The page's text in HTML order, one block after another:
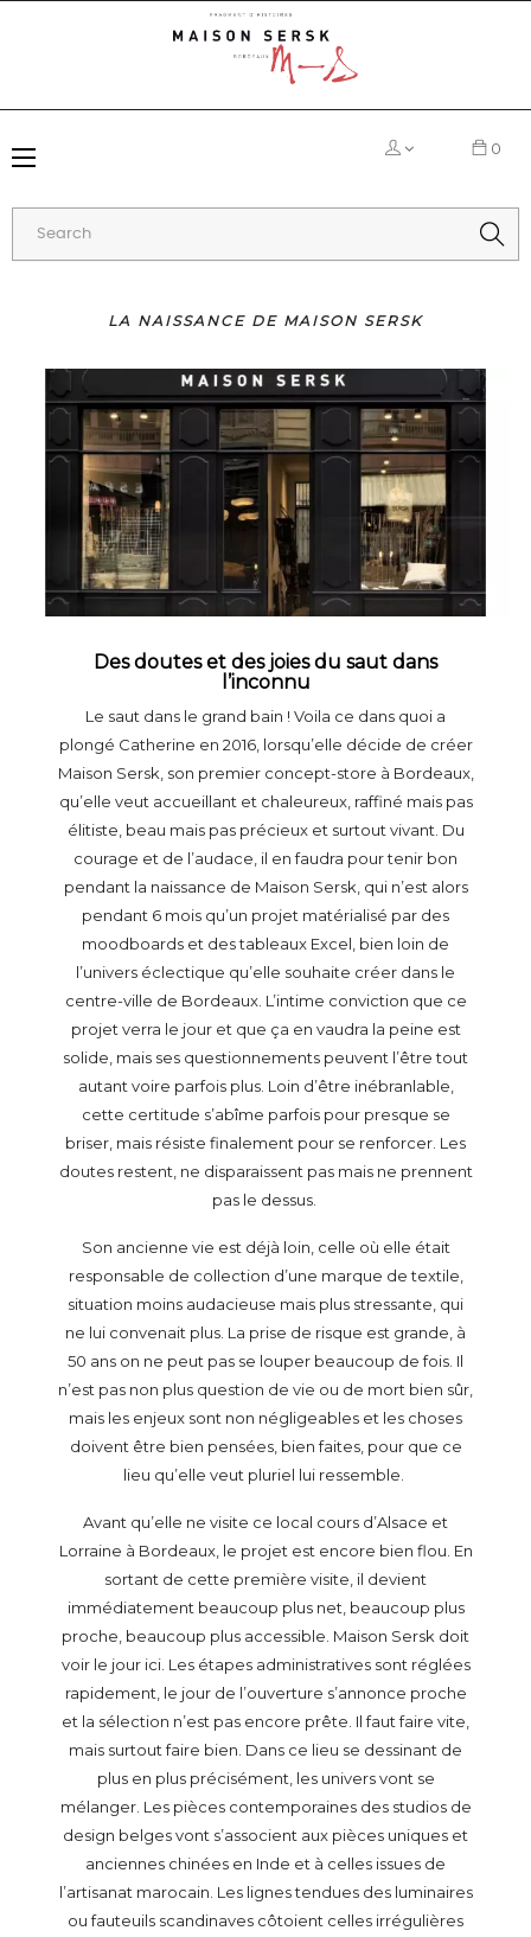
Toggle
☰
0
LA NAISSANCE DE MAISON SERSK
Des doutes et des joies du saut dans
l’inconnu
Le saut dans le grand bain ! Voila ce dans quoi a
plongé Catherine en 2016, lorsqu’elle décide de créer
Maison Sersk, son premier concept-store à Bordeaux,
qu’elle veut accueillant et chaleureux, raffiné mais pas
élitiste, beau mais pas précieux et surtout vivant. Du
courage et de l’audace, il en faudra pour tenir bon
pendant la naissance de Maison Sersk, qui n’est alors
pendant 6 mois qu’un projet matérialisé par des
moodboards et des tableaux Excel, bien loin de
l’univers éclectique qu’elle souhaite créer dans le
centre-ville de Bordeaux. L’intime conviction que ce
projet verra le jour et que ça en vaudra la peine est
solide, mais ses questionnements peuvent l’être tout
autant voire parfois plus. Loin d’être inébranlable,
cette certitude s’abîme parfois pour presque se
briser, mais résiste finalement pour se renforcer. Les
doutes restent, ne disparaissent pas mais ne prennent
pas le dessus.
Son ancienne vie est déjà loin, celle où elle était
responsable de collection d’une marque de textile,
situation moins audacieuse mais plus stressante, qui
ne lui convenait plus. La prise de risque est grande, à
50 ans on ne peut pas se louper beaucoup de fois. Il
n’est pas non plus question de vie ou de mort bien sûr,
mais les enjeux sont non négligeables et les choses
doivent être bien pensées, bien faites, pour que ce
lieu qu’elle veut pluriel lui ressemble.
Avant qu’elle ne visite ce local cours d’Alsace et
Lorraine à Bordeaux, le projet est encore bien flou. En
sortant de cette première visite, il devient
immédiatement beaucoup plus net, beaucoup plus
proche, beaucoup plus accessible. Maison Sersk doit
voir le jour ici. Les étapes administratives sont réglées
rapidement, le jour de l’ouverture s’annonce proche
et la sélection n’est pas encore prête. Il faut faire vite,
mais surtout faire bien. Dans ce lieu se dessinant de
plus en plus précisément, les univers vont se
mélanger. Les pièces contemporaines des studios de
design belges vont s’associent aux pièces uniques et
anciennes chinées en Inde et à celles issues de
l’artisanat marocain. Les lignes tendues des luminaires
ou fauteuils scandinaves côtoient celles irrégulières